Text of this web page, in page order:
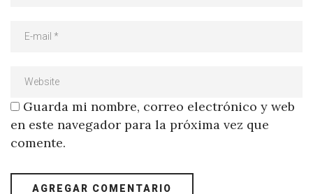
Guarda mi nombre, correo electrónico y web
en este navegador para la próxima vez que
comente.